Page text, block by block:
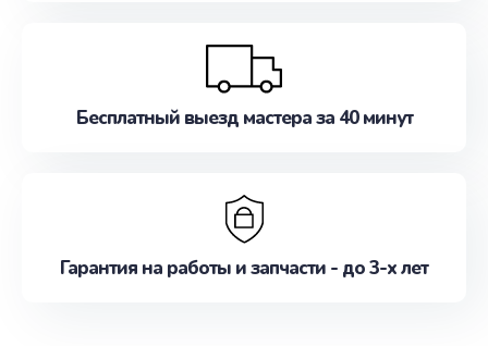
Бесплатный выезд мастера за 40 минут
Гарантия на работы и запчасти - до 3-х лет